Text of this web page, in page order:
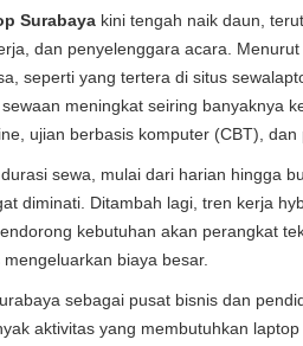
Surabaya kini tengah naik daun,
dan penyelenggara acara.
seperti yang tertera di situs
meningkat seiring banyaknya
ujian berbasis komputer (CBT), dan
sewa, mulai dari harian hingga
diminati. Ditambah lagi, tren kerja
kebutuhan akan perangkat
biaya besar.
sebagai pusat bisnis dan
aktivitas yang membutuhkan